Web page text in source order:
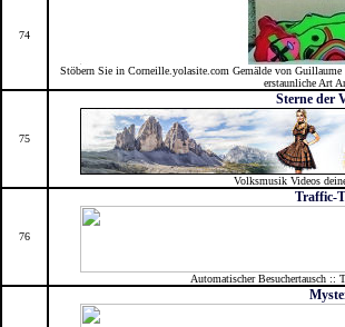
74
Stöbern Sie in Corneille.yolasite.com Gemälde von
erstaunliche Art
75
Sterne der
Volksmusik Videos
76
Traffic-
Automatischer Besuchertausch ::